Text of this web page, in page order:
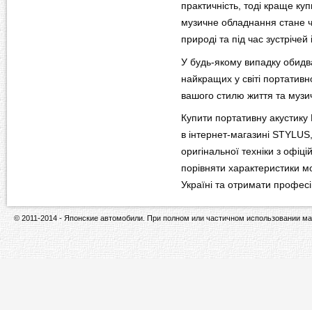
практичність, тоді краще
музичне обладнання стане
природі та під час зустрічей
У будь-якому випадку
найкращих у світі
вашого стилю життя та
Купити портативну
в інтернет-магазині
оригінальної техніки з
порівняти характеристики
Україні та отримати
© 2011-2014 - Японские автомобили. При полном или частичном использовании